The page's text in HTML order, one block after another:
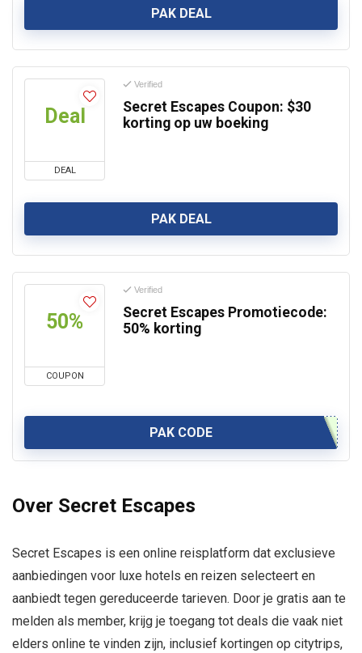
PAK DEAL
Deal
DEAL
Verified
Secret Escapes Coupon: $30
korting op uw boeking
PAK DEAL
50%
COUPON
Verified
Secret Escapes Promotiecode:
50% korting
PAK CODE
Over Secret Escapes
Secret Escapes is een online reisplatform dat exclusieve
aanbiedingen voor luxe hotels en reizen selecteert en
aanbiedt tegen gereduceerde tarieven. Door je gratis aan te
melden als member, krijg je toegang tot deals die vaak niet
elders online te vinden zijn, inclusief kortingen op citytrips,